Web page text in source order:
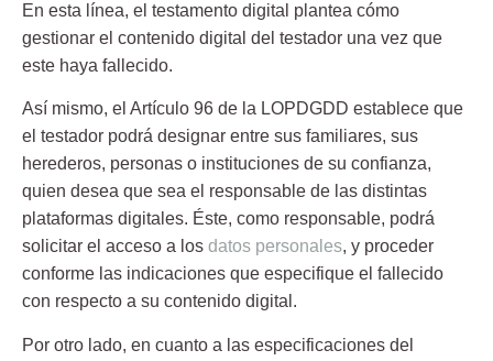
En esta línea, el testamento digital plantea cómo
gestionar el contenido digital del testador una vez que
este haya fallecido.
Así mismo, el Artículo 96 de la LOPDGDD establece que
el testador podrá designar entre sus familiares, sus
herederos, personas o instituciones de su confianza,
quien desea que sea el responsable de las distintas
plataformas digitales. Éste, como responsable, podrá
solicitar el acceso a los datos personales, y proceder
conforme las indicaciones que especifique el fallecido
con respecto a su contenido digital.
Por otro lado, en cuanto a las especificaciones del